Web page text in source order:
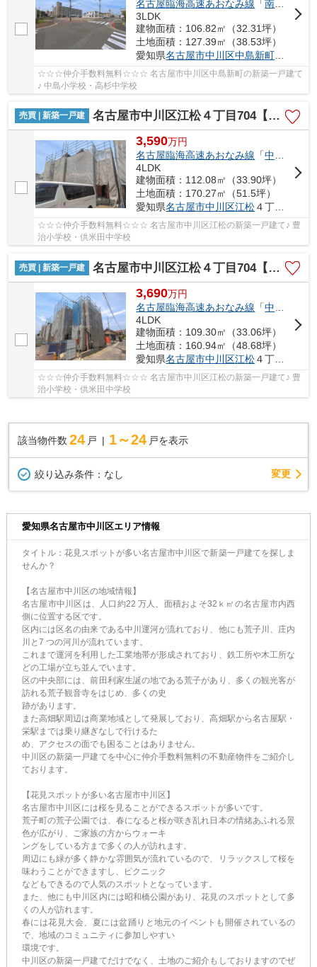
名古屋臨海高速あおなみ線 「南荒子
3LDK
建物面積：106.82㎡（32.31坪）
土地面積：127.39㎡（38.53坪）
愛知県名古屋市中川区中島新町
☆☆☆仲介手数料無料☆☆☆ 名古屋市中川区中島新町の新築一戸建て
♪ 中島小学校・高杉中学校
売買 | 新築一戸建 名古屋市中川区江松４丁目704【仲介手数料無料】新築一戸建て 1号棟
3,590万円
名古屋臨海高速あおなみ線 「中島
4LDK
建物面積：112.08㎡（33.90坪）
土地面積：170.27㎡（51.5坪）
愛知県名古屋市中川区江松４丁目704
☆☆☆仲介手数料無料☆☆☆ 名古屋市中川区江松の新築一戸建て♪ 豊
治小学校・供米田中学校
売買 | 新築一戸建 名古屋市中川区江松４丁目704【仲介手数料無料】新築一戸建て 2号棟
3,690万円
名古屋臨海高速あおなみ線 「中島
4LDK
建物面積：109.30㎡（33.06坪）
土地面積：160.94㎡（48.68坪）
愛知県名古屋市中川区江松４丁目704
☆☆☆仲介手数料無料☆☆☆ 名古屋市中川区江松の新築一戸建て♪ 豊
治小学校・供米田中学校
該当物件数 24 戸 1～24 戸を表示
絞り込み条件： なし 変更
愛知県名古屋市中川区エリア情報
タイトル：花見スポットが多い名古屋市中川区で新築一戸建てを探しま
せんか？
【名古屋市中川区の地域情報】
名古屋市中川区は、人口約22 万人、面積およそ32ｋ㎡の名古屋市内西
側に位置する区です。
区内には区名の由来である中川運河が流れており、他にも荒子川、庄内
川と7 つの河川が流れています。
これまで運河を利用した工業地帯が形成されており、鉄工所や木工所な
どの工場が立ち並んでいます。
区の中央部には、前田利家生誕の地である荒子があり、多くの観光客が
訪れる荒子観音寺をはじめ、多くの史
跡があります。
また高畑駅周辺は商業地域として発展しており、高畑駅から名古屋駅・
栄駅までは乗り継ぎなしで行けるた
め、アクセスの面でも困ることはありません。
中川区の新築一戸建てを中心に仲介手数料無料の不動産物件をご紹介し
ております。
【花見スポットが多い名古屋市中川区】
名古屋市中川区には桜を見ることができるスポットが多いです。
荒子町の荒子公園では、春になると桜が咲き乱れ日本の情緒あふれる景
色が広がり、ご家族の方からウォーキ
ングをしている方まで多くの人が訪れます。
周辺にも緑が多く静かな雰囲気が流れているので、リラックスして桜を
味わうことができますし、ピクニック
などもできるので人気のスポットとなっています。
また、他にも中川区内には昭和橋公園があり、花見のスポットとして多
くの人が訪れます。
春には花見大会、夏には盆踊りと地元のイベントも開催されているの
で、地域のコミュニティに参加しやすい
環境です。
中川区の新築一戸建てだけでなく、土地のご紹介もしておりますのでぜ